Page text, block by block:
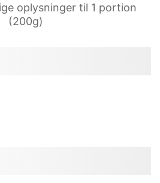
oplysninger til 1 portion
(200g)